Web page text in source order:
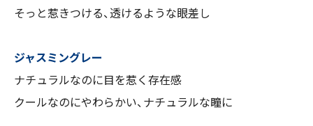
そっと惹きつける、透けるような眼差し
ジャスミングレー
ナチュラルなのに目を惹く存在感
クールなのにやわらかい、ナチュラルな瞳に